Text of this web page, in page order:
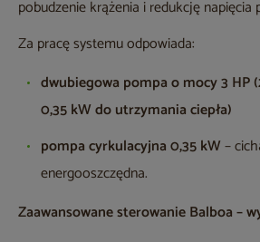
pobudzenie krążenia i redukcję napięcia
Za pracę systemu odpowiada:
dwubiegowa pompa o mocy 3 HP
0,35 kW do utrzymania ciepła)
pompa cyrkulacyjna 0,35 kW–
energooszczędna.
Zaawansowane sterowanie Balboa –